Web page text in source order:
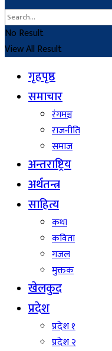
No Result
View All Result
गृहपृष्ठ
समाचार
रंगमञ्च
राजनीति
समाज
अन्तराष्ट्रिय
अर्थतन्त्र
साहित्य
कथा
कविता
गजल
मुक्तक
खेलकुद
प्रदेश
प्रदेश १
प्रदेश २